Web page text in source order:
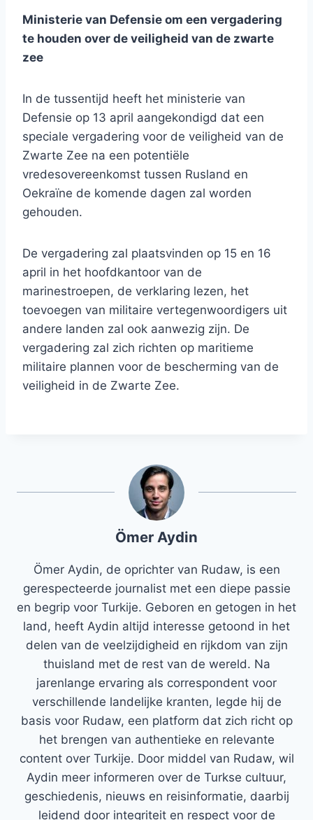
Ministerie van Defensie om een ​​vergadering
te houden over de veiligheid van de zwarte
zee
In de tussentijd heeft het ministerie van
Defensie op 13 april aangekondigd dat een
speciale vergadering voor de veiligheid van de
Zwarte Zee na een potentiële
vredesovereenkomst tussen Rusland en
Oekraïne de komende dagen zal worden
gehouden.
De vergadering zal plaatsvinden op 15 en 16
april in het hoofdkantoor van de
marinestroepen, de verklaring lezen, het
toevoegen van militaire vertegenwoordigers uit
andere landen zal ook aanwezig zijn. De
vergadering zal zich richten op maritieme
militaire plannen voor de bescherming van de
veiligheid in de Zwarte Zee.
Ömer Aydin
Ömer Aydin, de oprichter van Rudaw, is een
gerespecteerde journalist met een diepe passie
en begrip voor Turkije. Geboren en getogen in het
land, heeft Aydin altijd interesse getoond in het
delen van de veelzijdigheid en rijkdom van zijn
thuisland met de rest van de wereld. Na
jarenlange ervaring als correspondent voor
verschillende landelijke kranten, legde hij de
basis voor Rudaw, een platform dat zich richt op
het brengen van authentieke en relevante
content over Turkije. Door middel van Rudaw, wil
Aydin meer informeren over de Turkse cultuur,
geschiedenis, nieuws en reisinformatie, daarbij
leidend door integriteit en respect voor de